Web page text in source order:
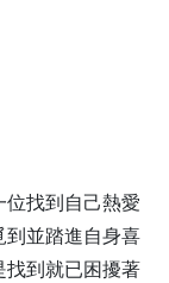
找到自己熱愛
並踏進自身喜
到就已困擾著